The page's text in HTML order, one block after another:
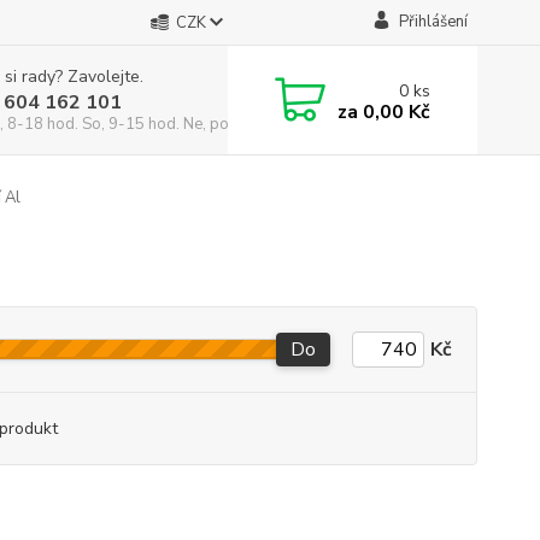
CZK Přihlášení
rady? Zavolejte.
162 101
8-18 hod. So, 9-15 hod. Ne, po domluvě)
0ks
za 0,00 Kč
Al
Do Kč